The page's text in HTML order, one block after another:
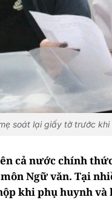
soát lại giấy tờ trước
cả nước chính
Ngữ văn. Tại
khi phụ huynh và